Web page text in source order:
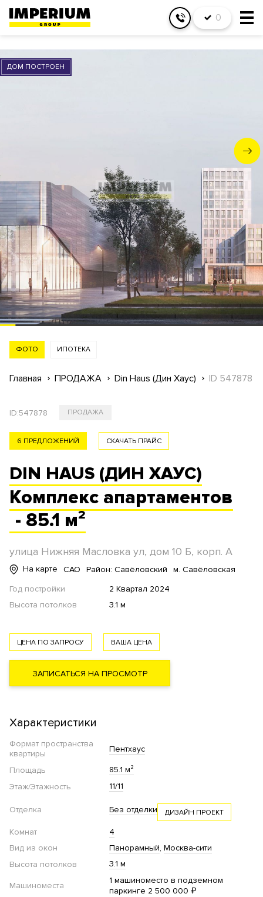
0
ДОМ ПОСТРОЕН
ФОТО ИПОТЕКА
Главная ПРОДАЖА Din Haus (Дин Хаус) ID 547878
ID:547878 ПРОДАЖА
СКАЧАТЬ ПРАЙС
6 ПРЕДЛОЖЕНИЙ
DIN HAUS (ДИН ХАУС)
Комплекс апартаментов
- 85.1 м²
улица Нижняя Масловка ул, дом 10 Б, корп. А
На карте САО Район: Савёловский
м. Савёловская
Год постройки
2 Квартал 2024
Высота потолков
3.1 м
ЦЕНА ПО ЗАПРОСУ ВАША ЦЕНА
ЗАПИСАТЬСЯ НА ПРОСМОТР
Характеристики
Формат пространства
квартиры
Пентхаус
Площадь
85.1 м²
Этаж/Этажность
11/11
Отделка Без отделки ДИЗАЙН ПРОЕКТ
Комнат
4
Вид из окон
Панорамный Москва-сити
Высота потолков
3.1 м
Машиноместа
1 машиноместо в подземном
паркинге 2 500 000 ₽